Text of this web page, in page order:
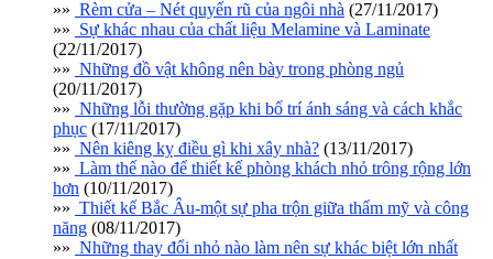
»» Rèm cửa – Nét quyến rũ của ngôi nhà (27/11/2017)
»» Sự khác nhau của chất liệu Melamine và Laminate
(22/11/2017)
»» Những đồ vật không nên bày trong phòng ngủ
(20/11/2017)
»» Những lỗi thường gặp khi bố trí ánh sáng và cách khắc
phục (17/11/2017)
»» Nên kiêng kỵ điều gì khi xây nhà? (13/11/2017)
»» Làm thế nào để thiết kế phòng khách nhỏ trông rộng lớn
hơn (10/11/2017)
»» Thiết kế Bắc Âu-một sự pha trộn giữa thẩm mỹ và công
năng (08/11/2017)
»» Những thay đổi nhỏ nào làm nên sự khác biệt lớn nhất